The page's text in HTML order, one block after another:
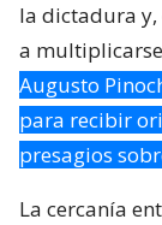
la dictadura y,
a
Augusto
para recibir
presagios
La cercanía